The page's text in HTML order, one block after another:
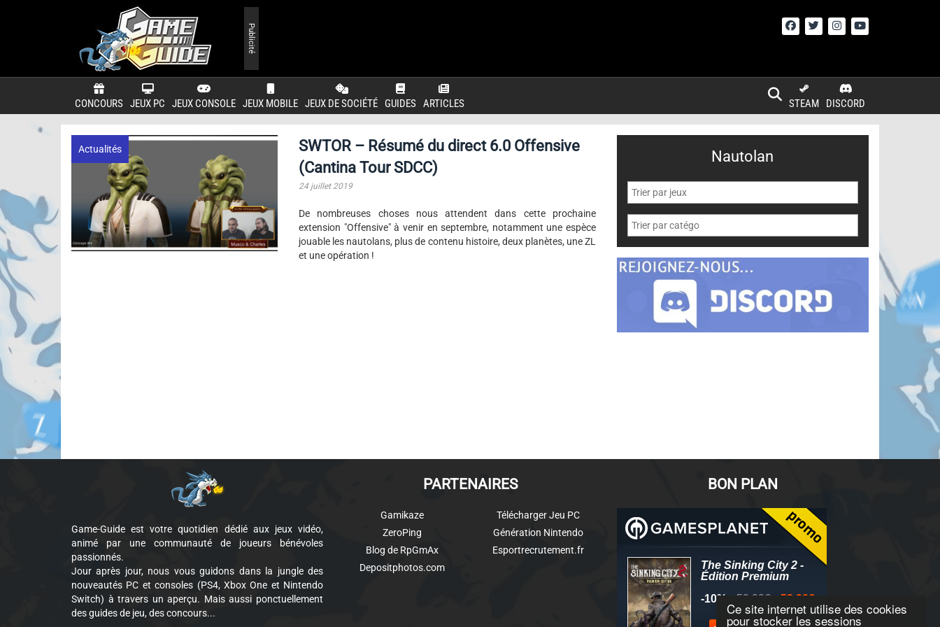
Ce site internet utilise des cookies
pour stocker les sessions
CONCOURS JEUX PC JEUX CONSOLE JEUX MOBILE JEUX DE SOCIÉTÉ GUIDES ARTICLES DISCORD
STEAM
Publicité
Actualités
SWTOR – Résumé du direct 6.0 Offensive
(Cantina Tour SDCC)
24 juillet 2019
De nombreuses choses nous attendent dans cette prochaine
extension "Offensive" à venir en septembre, notamment une espèce
jouable les nautolans, plus de contenu histoire, deux planètes, une ZL
et une opération !
Nautolan
Game-Guide est votre quotidien dédié aux jeux vidéo,
animé par une communauté de joueurs bénévoles
passionnés.
Jour après jour, nous vous guidons dans la jungle des
nouveautés PC et consoles (PS4, Xbox One et Nintendo
Switch) à travers un aperçu. Mais aussi ponctuellement
des guides de jeu, des concours...
PARTENAIRES
Gamikaze
ZeroPing
Blog de RpGmAx
Depositphotos.com
Télécharger Jeu PC
Génération Nintendo
Esportrecrutement.fr
BON PLAN